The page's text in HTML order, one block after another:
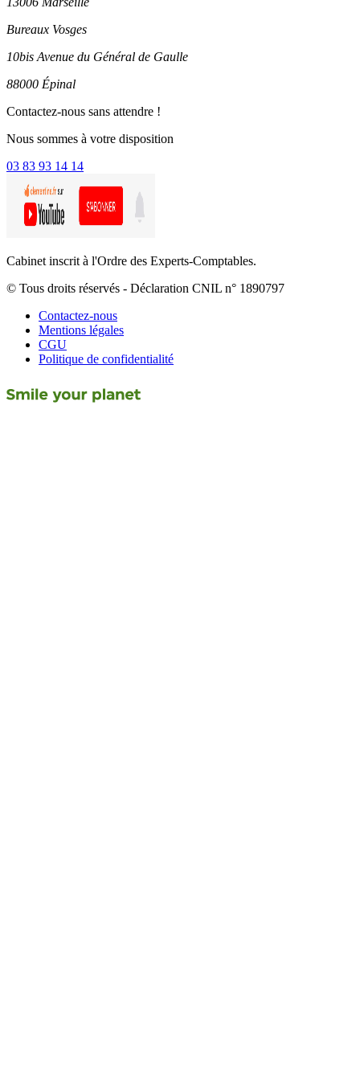
Bureaux Vosges
10bis Avenue du Général de Gaulle
88000 Épinal
Contactez-nous sans attendre !
Nous sommes à votre disposition
03 83 93 14 14
Cabinet inscrit à l'Ordre des Experts-Comptables.
© Tous droits réservés - Déclaration CNIL n° 1890797
Contactez-nous
Mentions légales
CGU
Politique de confidentialité